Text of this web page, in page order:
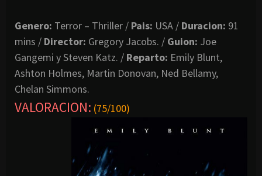
Genero: Terror – Thriller / Pais: USA / Duracion: 91
mins / Director: Gregory Jacobs. / Guion: Joe
Gangemi y Steven Katz. / Reparto: Emily Blunt,
Ashton Holmes, Martin Donovan, Ned Bellamy,
Chelan Simmons.
VALORACION: (75/100)